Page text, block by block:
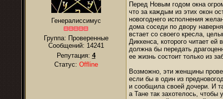
Генералиссимус
Группа: Проверенные
Сообщений: 14241
Репутация: 4
Статус: Offline
Перед Новым годом окна
что за каждым из этих окон
новогоднего исполнения
дома соседи по двору
встает со своего кресла,
Диккенса, которого читает
должна бы передать
ее жизнь состоит только из
Возможно, эти женщины
если бы в один из
и сообщила своей дочери. И
а Тане так захотелось,